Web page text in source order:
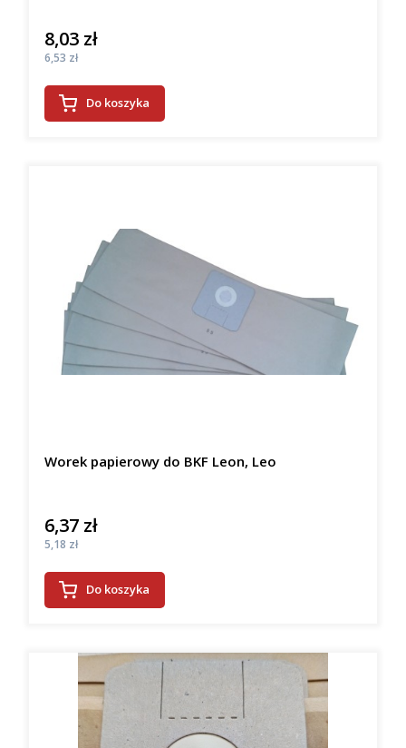
Cena
8,03 zł
Cena
6,53 zł
Do koszyka
Worek papierowy do BKF Leon, Leo
Cena
6,37 zł
Cena
5,18 zł
Do koszyka